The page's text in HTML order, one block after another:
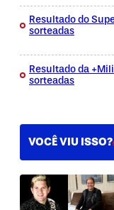
Resultado do
sorteadas
Resultado da
sorteadas
VOCÊ VIU ISSO?